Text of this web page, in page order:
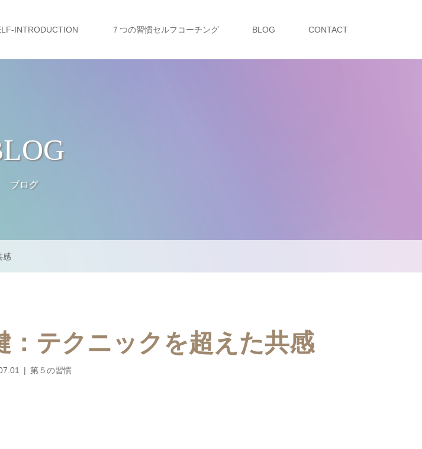
INTRODUCTION ７つの習慣セルフコーチング BLOG CONTACT
ブログ
感
テクニックを超えた共感
第５の習慣